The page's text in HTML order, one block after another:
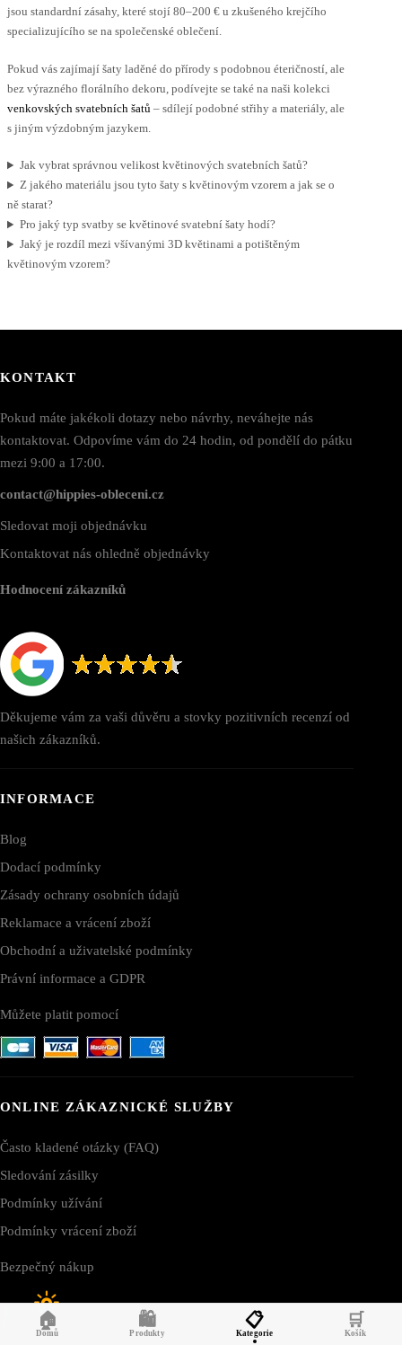
jsou standardní zásahy, které stojí 80–200 € u zkušeného krejčího
specializujícího se na společenské oblečení.
Pokud vás zajímají šaty laděné do přírody s podobnou éteričností, ale
bez výrazného florálního dekoru, podívejte se také na naši kolekci
venkovských svatebních šatů – sdílejí podobné střihy a materiály, ale
s jiným výzdobným jazykem.
Jak vybrat správnou velikost květinových svatebních šatů?
Z jakého materiálu jsou tyto šaty s květinovým vzorem a jak se o
ně starat?
Pro jaký typ svatby se květinové svatební šaty hodí?
Jaký je rozdíl mezi všívanými 3D květinami a potištěným
květinovým vzorem?
KONTAKT
Pokud máte jakékoli dotazy nebo návrhy, neváhejte nás
kontaktovat. Odpovíme vám do 24 hodin, od pondělí do pátku
mezi 9:00 a 17:00.
contact@hippies-obleceni.cz
Sledovat moji objednávku
Kontaktovat nás ohledně objednávky
Hodnocení zákazníků
Děkujeme vám za vaši důvěru a stovky pozitivních recenzí od
našich zákazníků.
INFORMACE
Blog
Dodací podmínky
Zásady ochrany osobních údajů
Reklamace a vrácení zboží
Obchodní a uživatelské podmínky
Právní informace a GDPR
Můžete platit pomocí
ONLINE ZÁKAZNICKÉ SLUŽBY
Často kladené otázky (FAQ)
Sledování zásilky
Podmínky užívání
Podmínky vrácení zboží
Bezpečný nákup
🏠
Domů
🛍️
Produkty
📋
Kategorie
🛒
Košík